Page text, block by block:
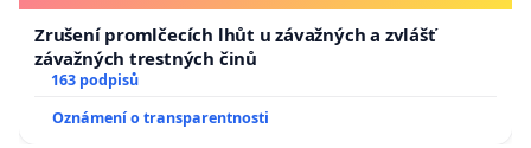
Zrušení promlčecích lhůt u závažných a zvlášť
závažných trestných činů
163 podpisů
Oznámení o transparentnosti